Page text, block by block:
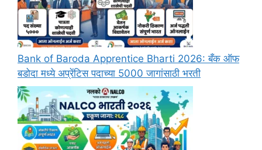
Bank of Baroda Apprentice Bharti 2026: बँक ऑफ
बडोदा मध्ये अप्रेंटिस पदाच्या 5000 जागांसाठी भरती